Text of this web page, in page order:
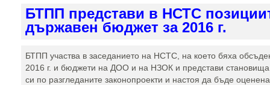
БТПП представи в НСТС
държавен бюджет за 2016 г.
БТПП участва в заседанието на НСТС, на което бяха
2016 г. и бюджети на ДОО и на НЗОК и представи
си по разгледаните законопроекти и настоя да бъде